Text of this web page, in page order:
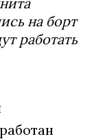
на борт
работать